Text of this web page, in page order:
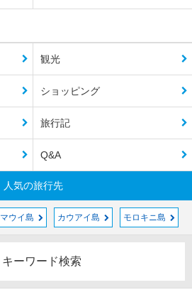
観光
ショッピング
旅行記
Q&A
人気の旅行先
マウイ島 カウアイ島 モロキニ島
キーワード検索